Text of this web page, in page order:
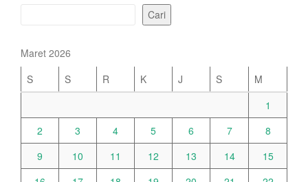
Cari
Maret 2026
S
S R K J S
M
1
2
3 4 5 6 7
8
9
10 11 12 13 14
15